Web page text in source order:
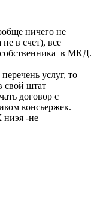
ничего не
в счет), все
в МКД.
услуг, то
свой штат
договор с
консьержек.
ниэя -не